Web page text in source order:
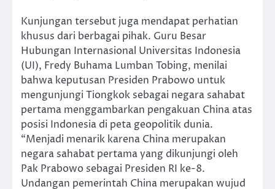
Kunjungan tersebut juga mendapat perhatian
khusus dari berbagai pihak. Guru Besar
Hubungan Internasional Universitas Indonesia
(UI), Fredy Buhama Lumban Tobing, menilai
bahwa keputusan Presiden Prabowo untuk
mengunjungi Tiongkok sebagai negara sahabat
pertama menggambarkan pengakuan China atas
posisi Indonesia di peta geopolitik dunia.
“Menjadi menarik karena China merupakan
negara sahabat pertama yang dikunjungi oleh
Pak Prabowo sebagai Presiden RI ke-8.
Undangan pemerintah China merupakan wujud